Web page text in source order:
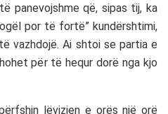
panevojshme që, sipas tij, ka
por të fortë” kundërshtimi,
vazhdojë. Ai shtoi se partia e
për të hequr dorë nga kjo
lëvizjen e orës një orë